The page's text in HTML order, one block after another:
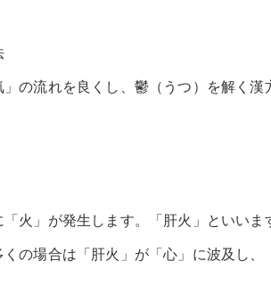
の流れを良くし、鬱（うつ）を解く漢
火」が発生します。「肝火」といいま
くの場合は「肝火」が「心」に波及し、